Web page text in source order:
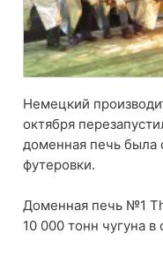
Немецкий
октября
доменная печь была
футеровки.
Доменная печь №1
10 000 тонн чугуна в